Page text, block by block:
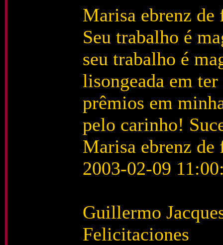
Marisa ebrenz de
Seu trabalho é
seu trabalho é
lisongeada em
prêmios em
pelo carinho!
Marisa ebrenz de
2003-02-09
Guillermo
Felicitaciones